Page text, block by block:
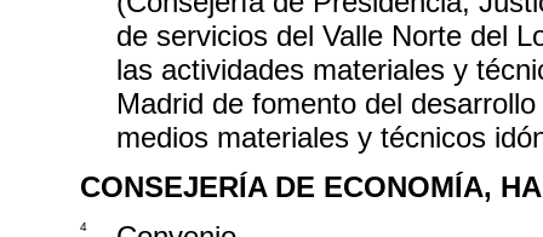
de servicios del Valle Norte del
las actividades materiales y
Madrid de fomento del
medios materiales y técnicos
CONSEJERÍA DE ECONOMÍA,
4